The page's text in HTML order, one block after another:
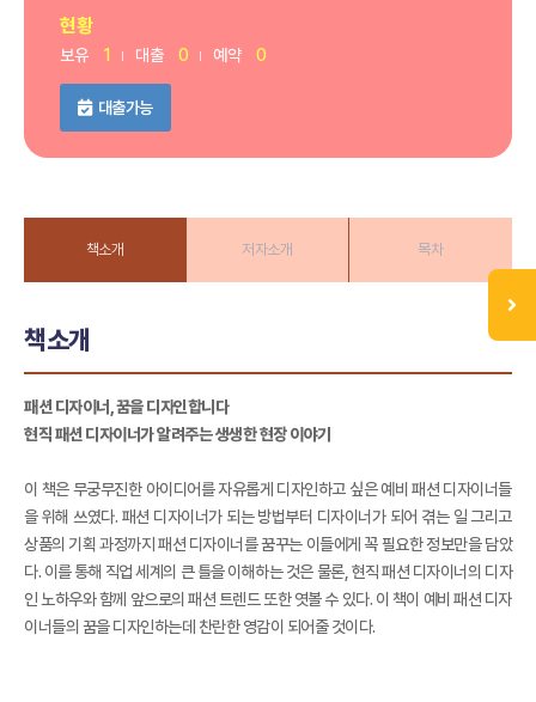
현황
보유 1 대출 0 예약 0
대출가능
책소개 저자소개 목차
책소개
패션 디자이너, 꿈을 디자인합니다
현직 패션 디자이너가 알려주는 생생한 현장 이야기
이 책은 무궁무진한 아이디어를 자유롭게 디자인하고 싶은 예비 패션 디자이너들
을 위해 쓰였다. 패션 디자이너가 되는 방법부터 디자이너가 되어 겪는 일 그리고
상품의 기획 과정까지 패션 디자이너를 꿈꾸는 이들에게 꼭 필요한 정보만을 담았
다. 이를 통해 직업 세계의 큰 틀을 이해하는 것은 물론, 현직 패션 디자이너의 디자
인 노하우와 함께 앞으로의 패션 트렌드 또한 엿볼 수 있다. 이 책이 예비 패션 디자
이너들의 꿈을 디자인하는데 찬란한 영감이 되어줄 것이다.